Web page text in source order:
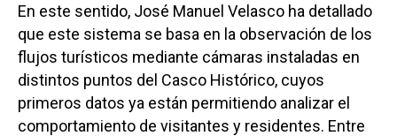
En este sentido, José Manuel Velasco ha detallado
que este sistema se basa en la observación de los
flujos turísticos mediante cámaras instaladas en
distintos puntos del Casco Histórico, cuyos
primeros datos ya están permitiendo analizar el
comportamiento de visitantes y residentes. Entre